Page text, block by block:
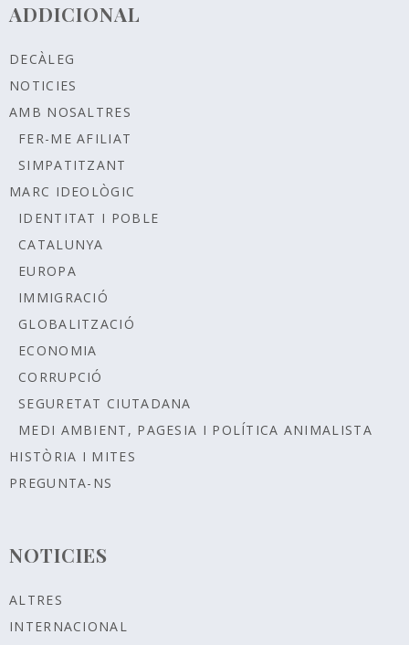
ADDICIONAL
DECÀLEG
NOTICIES
AMB NOSALTRES
FER-ME AFILIAT
SIMPATITZANT
MARC IDEOLÒGIC
IDENTITAT I POBLE
CATALUNYA
EUROPA
IMMIGRACIÓ
GLOBALITZACIÓ
ECONOMIA
CORRUPCIÓ
SEGURETAT CIUTADANA
MEDI AMBIENT, PAGESIA I POLÍTICA ANIMALISTA
HISTÒRIA I MITES
PREGUNTA-NS
NOTICIES
ALTRES
INTERNACIONAL